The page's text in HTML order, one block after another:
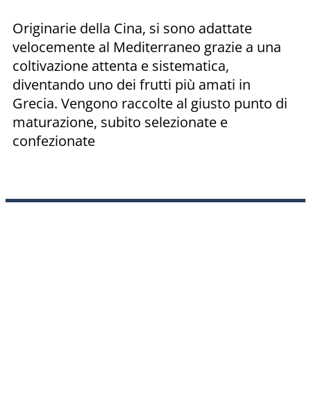
Originarie della Cina, si sono adattate
velocemente al Mediterraneo grazie a una
coltivazione attenta e sistematica,
diventando uno dei frutti più amati in
Grecia. Vengono raccolte al giusto punto di
maturazione, subito selezionate e
confezionate